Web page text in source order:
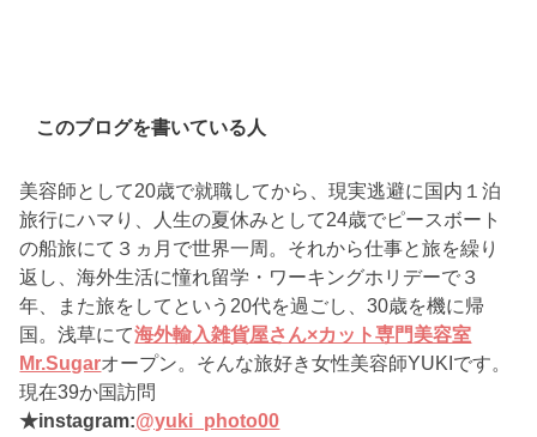
このブログを書いている人
美容師として20歳で就職してから、現実逃避に国内１泊
旅行にハマり、人生の夏休みとして24歳でピースボート
の船旅にて３ヵ月で世界一周。それから仕事と旅を繰り
返し、海外生活に憧れ留学・ワーキングホリデーで３
年、また旅をしてという20代を過ごし、30歳を機に帰
国。浅草にて海外輸入雑貨屋さん×カット専門美容室
Mr.Sugarオープン。そんな旅好き女性美容師YUKIです。
現在39か国訪問
★instagram:@yuki_photo00